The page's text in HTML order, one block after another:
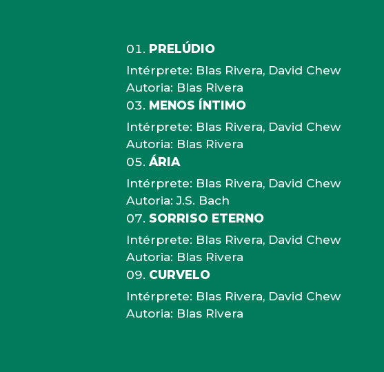
PRELÚDIO
Intérprete: Blas Rivera, David Chew
Autoria: Blas Rivera
MENOS ÍNTIMO
Intérprete: Blas Rivera, David Chew
Autoria: Blas Rivera
ÁRIA
Intérprete: Blas Rivera, David Chew
Autoria: J.S. Bach
SORRISO ETERNO
Intérprete: Blas Rivera, David Chew
Autoria: Blas Rivera
CURVELO
Intérprete: Blas Rivera, David Chew
Autoria: Blas Rivera